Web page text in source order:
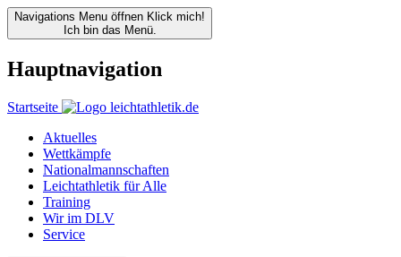
Navigations Menu öffnen Klick mich!
Ich bin das Menü.
Hauptnavigation
Startseite
Aktuelles
Wettkämpfe
Nationalmannschaften
Leichtathletik für Alle
Training
Wir im DLV
Service